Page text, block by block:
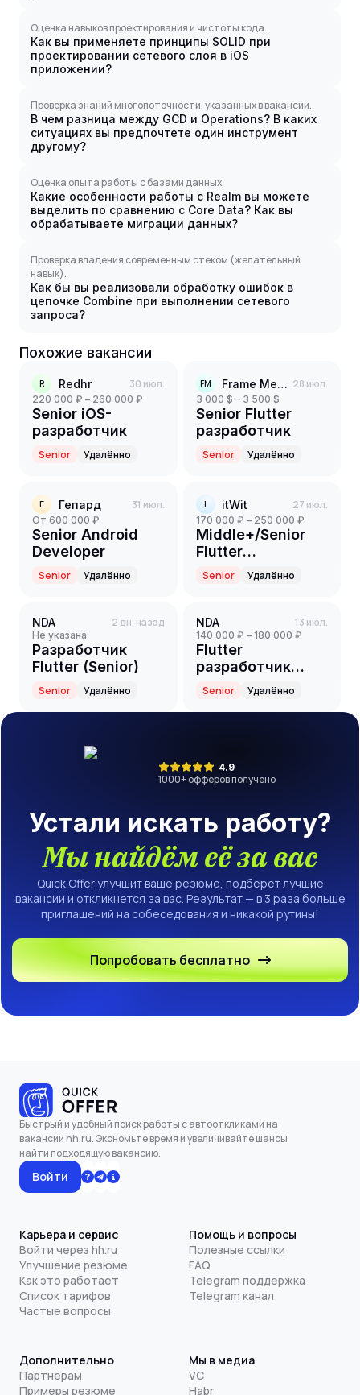
Оценка навыков проектирования и чистоты кода.
Как вы применяете принципы SOLID при
проектировании сетевого слоя в iOS
приложении?
Проверка знаний многопоточности, указанных в вакансии.
В чем разница между GCD и Operations? В каких
ситуациях вы предпочтете один инструмент
другому?
Оценка опыта работы с базами данных.
Какие особенности работы с Realm вы можете
выделить по сравнению с Core Data? Как вы
обрабатываете миграции данных?
Проверка владения современным стеком (желательный
навык).
Как бы вы реализовали обработку ошибок в
цепочке Combine при выполнении сетевого
запроса?
Похожие вакансии
R Redhr 30 июл.
220 000 ₽ – 260 000 ₽
Senior iOS-
разработчик
Senior Удалённо
FM Frame Media 28 июл.
3 000 $ – 3 500 $
Senior Flutter
разработчик
Senior Удалённо
Г Гепард 31 июл.
от 600 000 ₽
Senior Android
Developer
Senior Удалённо
I itWit 27 июл.
170 000 ₽ – 250 000 ₽
Middle+/Senior
Flutter
разработчик
Senior Удалённо
NDA 2 дн. назад
Не указана
Разработчик
Flutter (Senior)
Senior Удалённо
NDA 13 июл.
140 000 ₽ – 180 000 ₽
Flutter
разработчик
middle+/senior
Senior Удалённо
4.9
1000+ офферов получено
Устали искать работу?
Мы найдём её за вас
Quick Offer улучшит ваше резюме, подберёт лучшие
вакансии и откликнется за вас. Результат — в 3 раза больше
приглашений на собеседования и никакой рутины!
Попробовать бесплатно
Быстрый и удобный поиск работы с автооткликами на
вакансии hh.ru. Экономьте время и увеличивайте шансы
найти подходящую вакансию.
Войти
Карьера и сервис
Войти через hh.ru
Улучшение резюме
Как это работает
Список тарифов
Частые вопросы
Помощь и вопросы
Полезные ссылки
FAQ
Telegram поддержка
Telegram канал
Дополнительно
Партнерам
Примеры резюме
Мы в медиа
VC
Habr